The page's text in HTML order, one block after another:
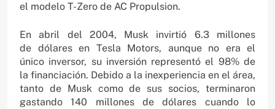
el modelo T-Zero de AC Propulsion.
En abril del 2004, Musk invirtió 6.3 millones
de dólares en Tesla Motors, aunque no era el
único inversor, su inversión representó el 98% de
la financiación. Debido a la inexperiencia en el área,
tanto de Musk como de sus socios, terminaron
gastando 140 millones de dólares cuando lo